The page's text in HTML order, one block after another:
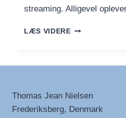
streaming. Alligevel
LÆS VIDEREFYSISKE
Thomas Jean Nielsen
Frederiksberg, Denmark